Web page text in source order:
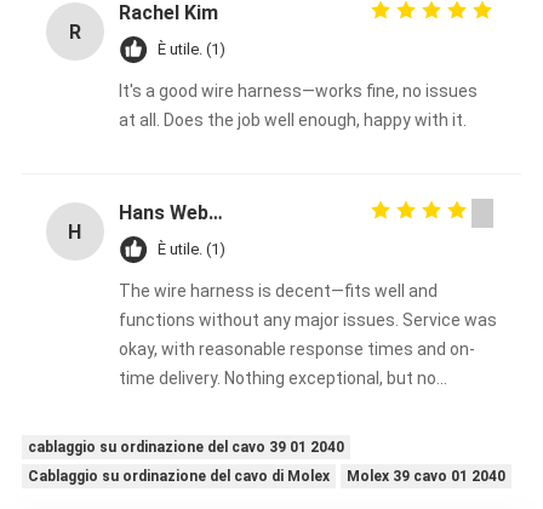
R
Rachel Kim
È utile. (1)
It's a good wire harness—works fine, no issues
at all. Does the job well enough, happy with it.
H
Hans Weber
È utile. (1)
The wire harness is decent—fits well and
functions without any major issues. Service was
okay, with reasonable response times and on-
time delivery. Nothing exceptional, but no
cablaggio su ordinazione del cavo 39 01 2040
Cablaggio su ordinazione del cavo di Molex
Molex 39 cavo 01 2040